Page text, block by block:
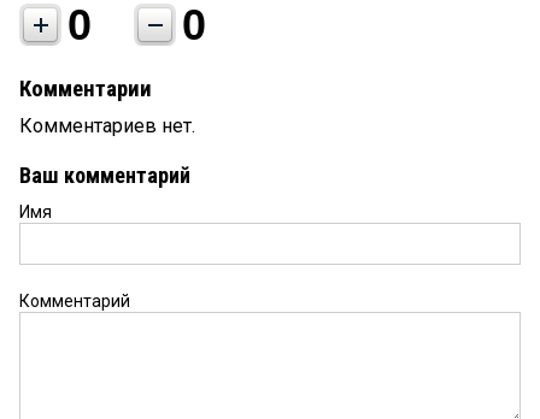
0 0
Комментарии
Комментариев нет.
Ваш комментарий
Имя
Комментарий